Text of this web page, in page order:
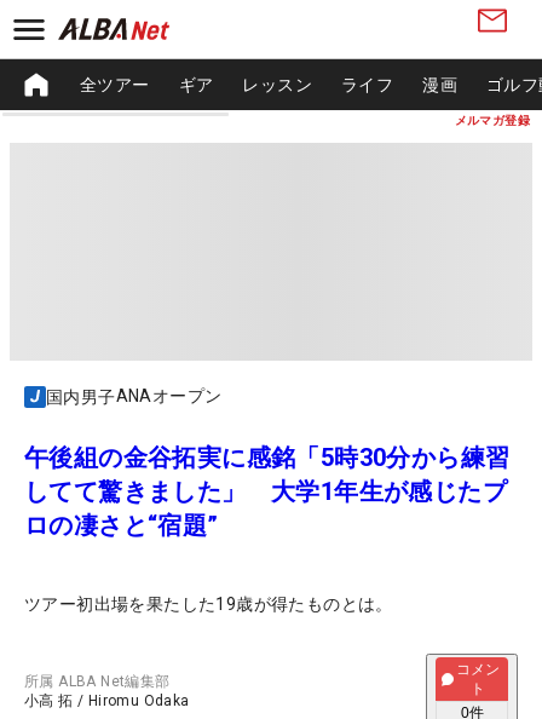
メルマガ登録
全ツアー ギア レッスン ライフ 漫画 ゴル
国内男子ANAオープン
午後組の金谷拓実に感銘「5時30分から練習
してて驚きました」 大学1年生が感じたプ
ロの凄さと“宿題”
ツアー初出場を果たした19歳が得たものとは。
所属ALBA Net編集部
小高 拓 / Hiromu Odaka
コメン
ト
0件